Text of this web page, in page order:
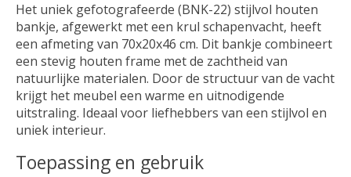
Het uniek gefotografeerde (BNK-22) stijlvol houten
bankje, afgewerkt met een krul schapenvacht, heeft
een afmeting van 70x20x46 cm. Dit bankje combineert
een stevig houten frame met de zachtheid van
natuurlijke materialen. Door de structuur van de vacht
krijgt het meubel een warme en uitnodigende
uitstraling. Ideaal voor liefhebbers van een stijlvol en
uniek interieur.
Toepassing en gebruik